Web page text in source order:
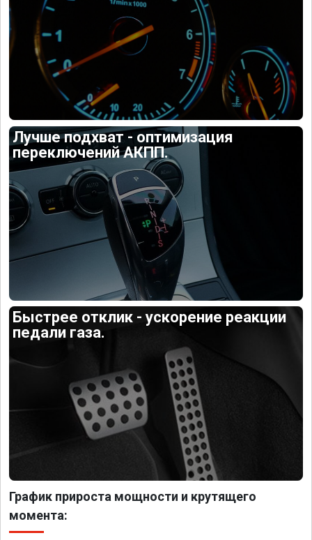
Лучше подхват - оптимизация
переключений АКПП.
Быстрее отклик - ускорение реакции
педали газа.
График прироста мощности и крутящего
момента: